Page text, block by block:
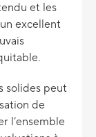
et les
excellent
solides peut
de
l’ensemble